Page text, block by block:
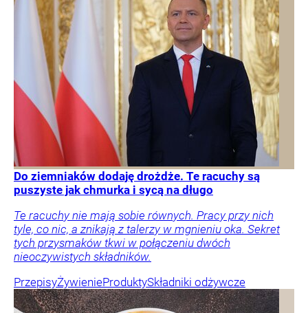
Do ziemniaków dodaję drożdże. Te racuchy są
puszyste jak chmurka i sycą na długo
Te racuchy nie mają sobie równych. Pracy przy nich
tyle, co nic, a znikają z talerzy w mgnieniu oka. Sekret
tych przysmaków tkwi w połączeniu dwóch
nieoczywistych składników.
PrzepisyŻywienieProduktySkładniki odżywcze